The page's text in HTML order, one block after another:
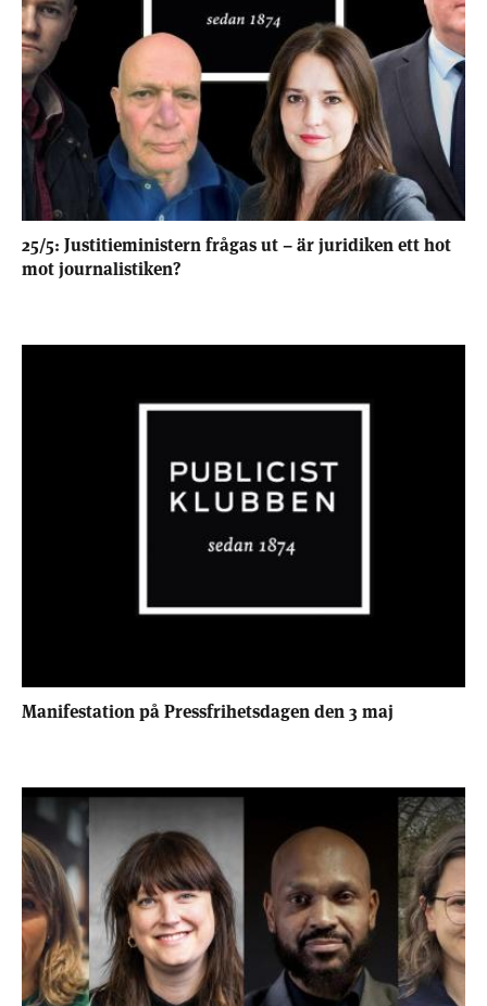
25/5: Justitieministern frågas ut – är juridiken ett hot
mot journalistiken?
Manifestation på Pressfrihetsdagen den 3 maj